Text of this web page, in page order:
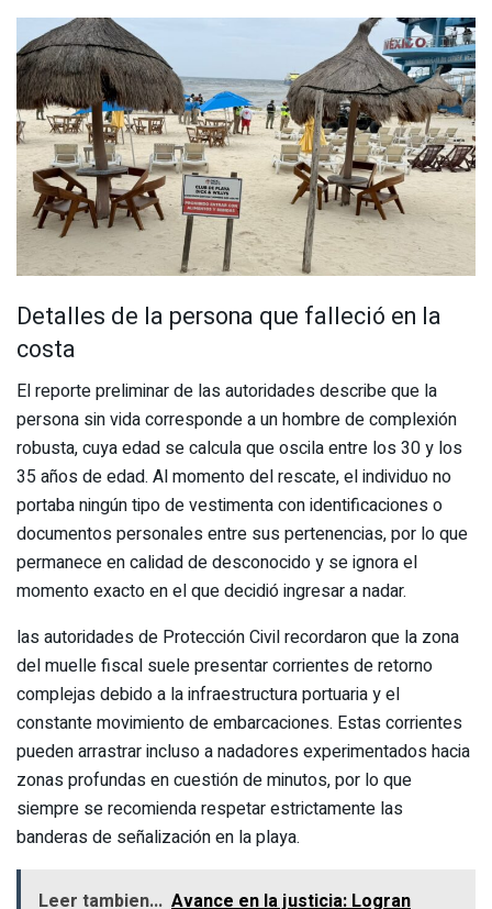
Detalles de la persona que falleció en la
costa
El reporte preliminar de las autoridades describe que la
persona sin vida corresponde a un hombre de complexión
robusta, cuya edad se calcula que oscila entre los 30 y los
35 años de edad. Al momento del rescate, el individuo no
portaba ningún tipo de vestimenta con identificaciones o
documentos personales entre sus pertenencias, por lo que
permanece en calidad de desconocido y se ignora el
momento exacto en el que decidió ingresar a nadar.
las autoridades de Protección Civil recordaron que la zona
del muelle fiscal suele presentar corrientes de retorno
complejas debido a la infraestructura portuaria y el
constante movimiento de embarcaciones. Estas corrientes
pueden arrastrar incluso a nadadores experimentados hacia
zonas profundas en cuestión de minutos, por lo que
siempre se recomienda respetar estrictamente las
banderas de señalización en la playa.
Leer tambien... Avance en la justicia: Logran